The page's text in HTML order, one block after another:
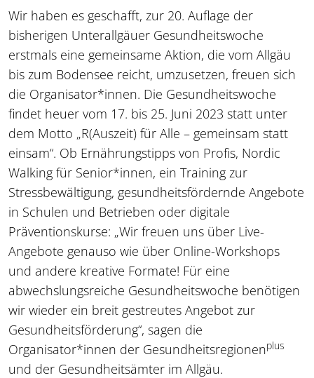
Wir haben es geschafft, zur 20. Auflage der
bisherigen Unterallgäuer Gesundheitswoche
erstmals eine gemeinsame Aktion, die vom Allgäu
bis zum Bodensee reicht, umzusetzen, freuen sich
die Organisator*innen. Die Gesundheitswoche
findet heuer vom 17. bis 25. Juni 2023 statt unter
dem Motto „R(Auszeit) für Alle – gemeinsam statt
einsam“. Ob Ernährungstipps von Profis, Nordic
Walking für Senior*innen, ein Training zur
Stressbewältigung, gesundheitsfördernde Angebote
in Schulen und Betrieben oder digitale
Präventionskurse: „Wir freuen uns über Live-
Angebote genauso wie über Online-Workshops
und andere kreative Formate! Für eine
abwechslungsreiche Gesundheitswoche benötigen
wir wieder ein breit gestreutes Angebot zur
Gesundheitsförderung“, sagen die
Organisator*innen der Gesundheitsregionenplus
und der Gesundheitsämter im Allgäu.